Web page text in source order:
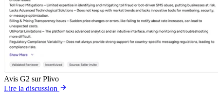
Avis G2 sur Plivo
Lire la discussion